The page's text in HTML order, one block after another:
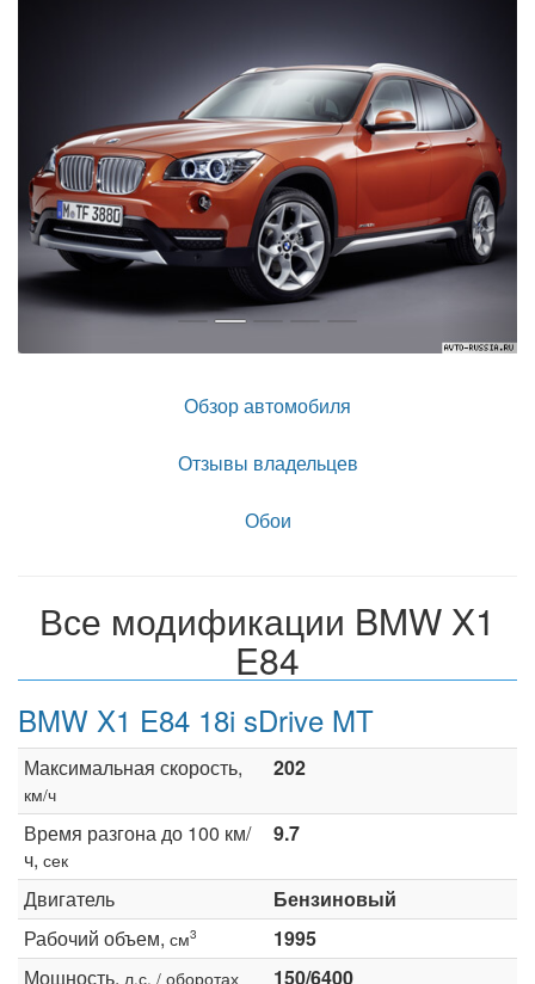
Обзор автомобиля
Отзывы владельцев
Обои
Все модификации BMW X1
E84
BMW X1 E84 18i sDrive MT
Максимальная скорость,
км/ч
202
Время разгона до 100 км/
ч, сек
9.7
Двигатель
Бензиновый
Рабочий объем, см3
1995
Мощность, л.с. / оборотах
150/6400